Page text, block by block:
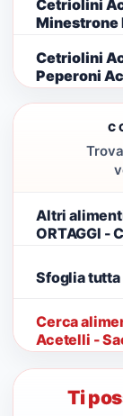
Cetriolini
Minestrone
Cetriolini
Peperoni
Altri alimenti
ORTAGGI -
Sfoglia tutta
Cerca
Acetelli -
Ti